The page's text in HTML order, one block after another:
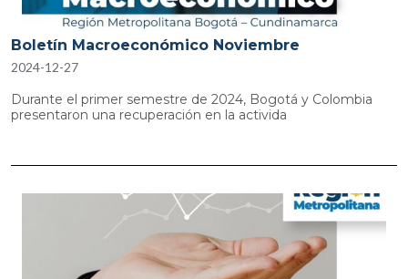
Boletín Macroeconómico Noviembre
2024-12-27
Durante el primer semestre de 2024, Bogotá y Colombia
presentaron una recuperación en la activida